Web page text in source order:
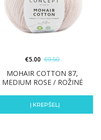
MOHAIR COTTON 87,
MEDIUM ROSE / ROŽINĖ
€5.00 €9.50
Į KREPŠELĮ